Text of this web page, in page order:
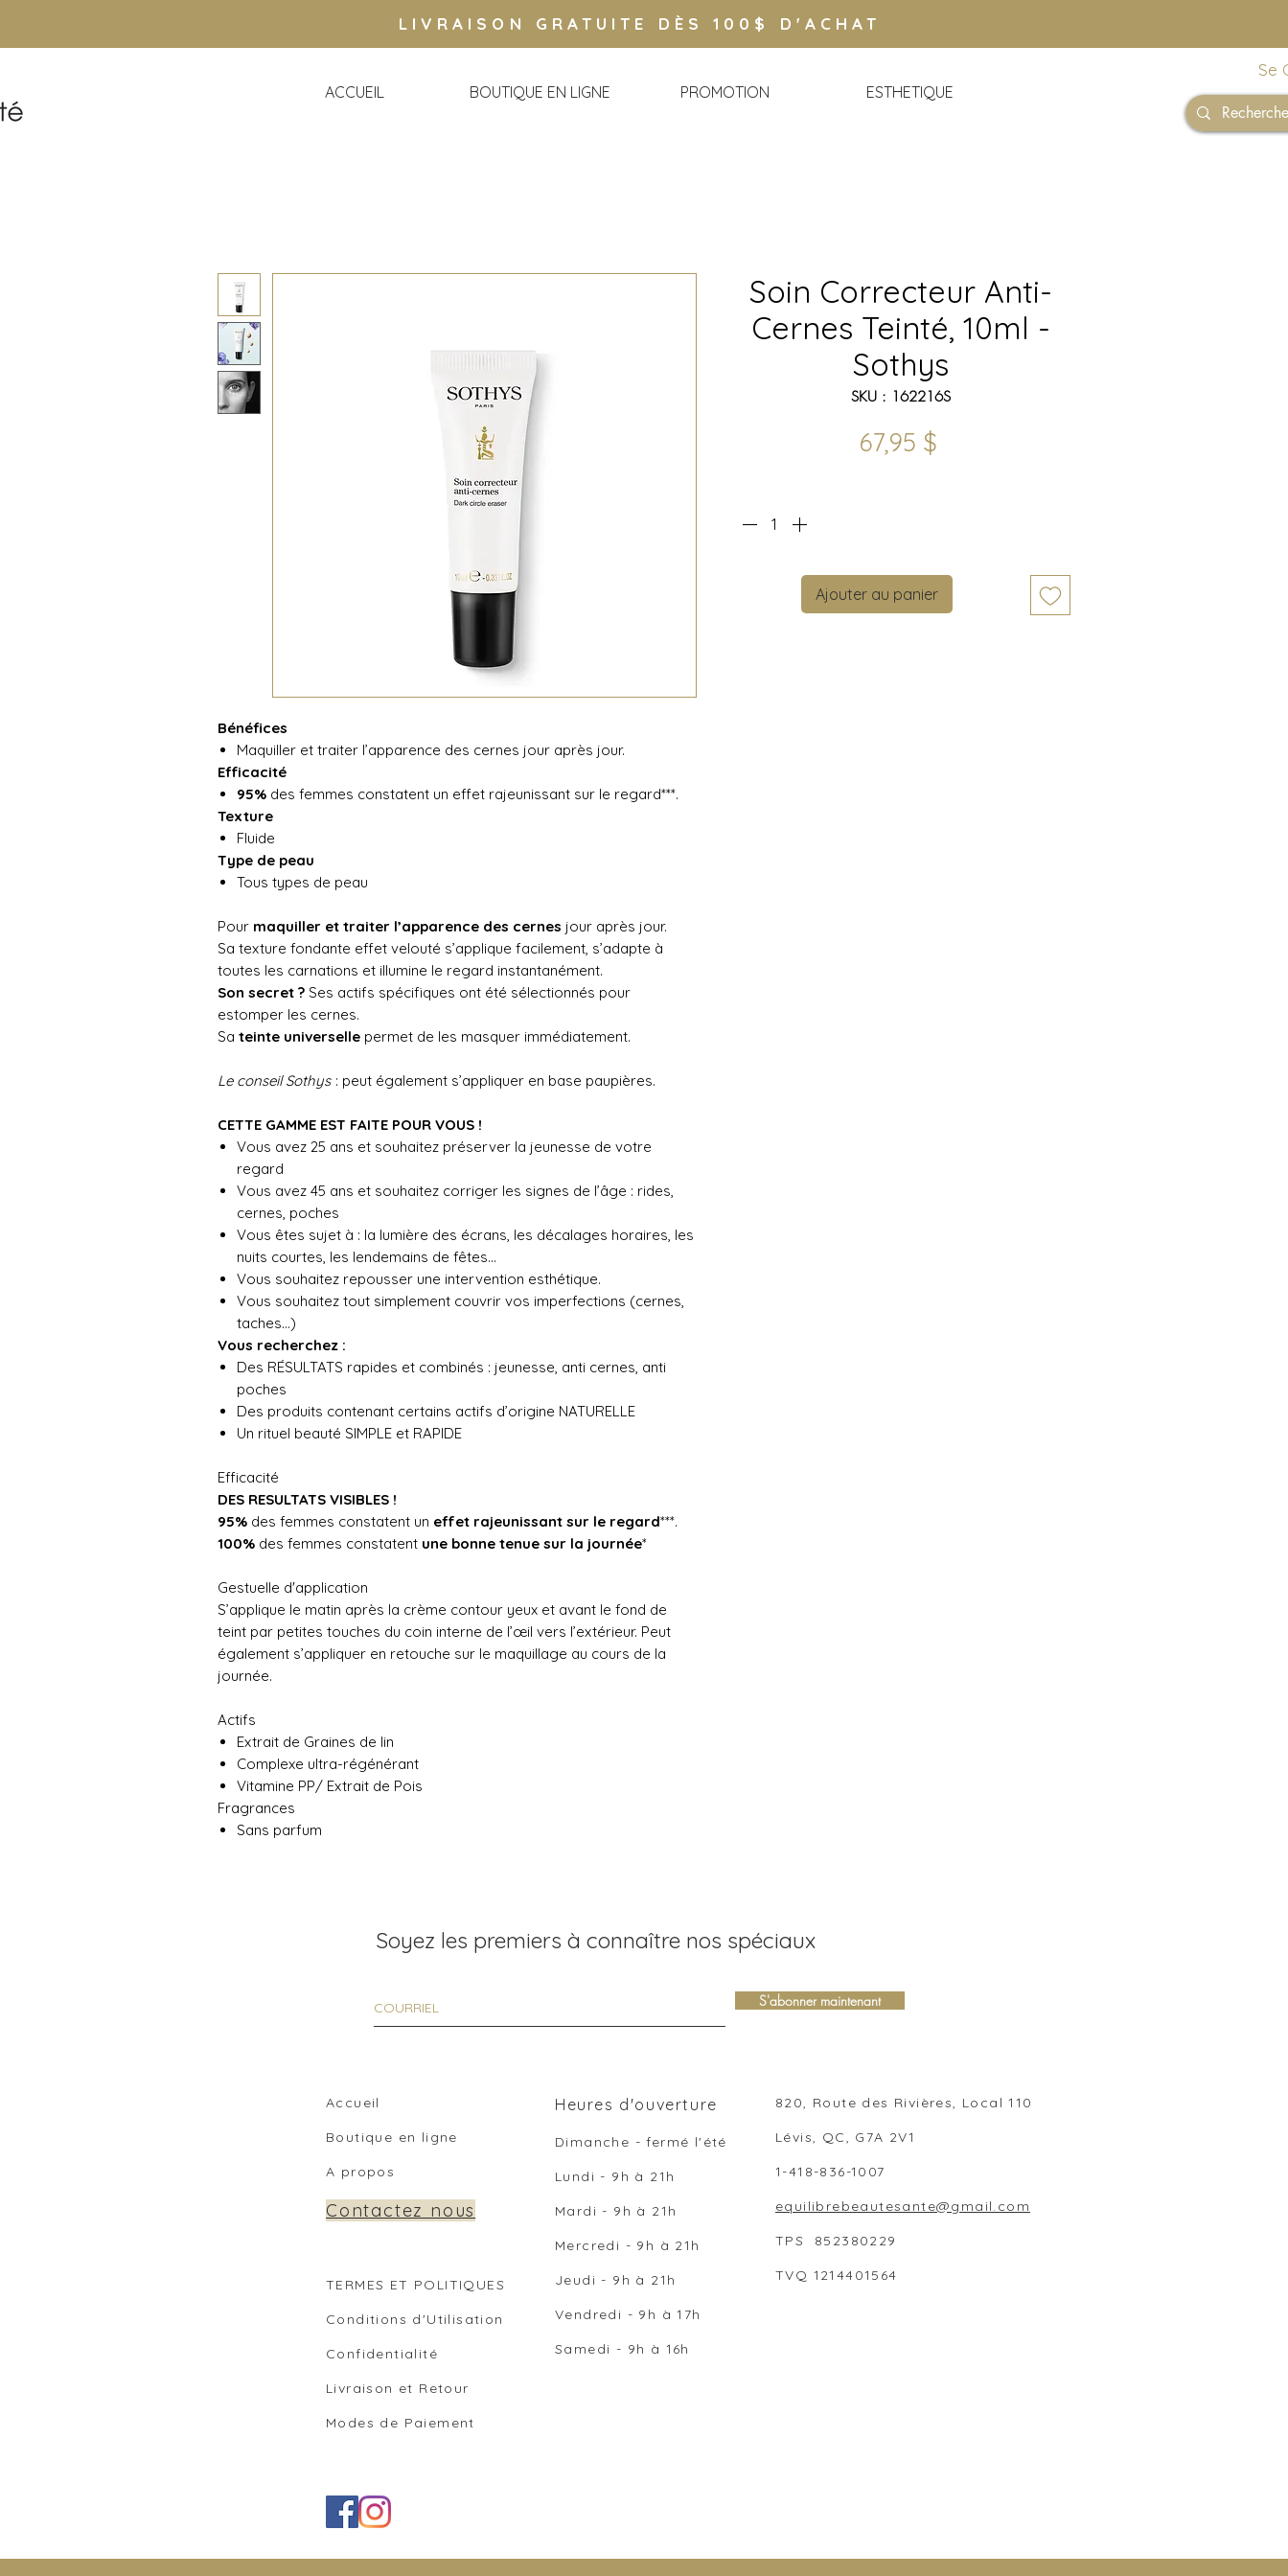
LIVRAISON GRATUITE DÈS 100$ D'ACHAT
ACCUEIL BOUTIQUE EN LIGNE PROMOTION ESTHETIQUE
Se
Bénéfices
Maquiller et traiter l’apparence des cernes jour après jour.
Efficacité
95% des femmes constatent un effet rajeunissant sur le regard***.
Texture
Fluide
Type de peau
Tous types de peau
Pour maquiller et traiter l’apparence des cernes jour après jour.
Sa texture fondante effet velouté s’applique facilement, s’adapte à
toutes les carnations et illumine le regard instantanément.
Son secret ? Ses actifs spécifiques ont été sélectionnés pour
estomper les cernes.
Sa teinte universelle permet de les masquer immédiatement.
Le conseil Sothys : peut également s’appliquer en base paupières.
CETTE GAMME EST FAITE POUR VOUS !
Vous avez 25 ans et souhaitez préserver la jeunesse de votre
regard
Vous avez 45 ans et souhaitez corriger les signes de l’âge : rides,
cernes, poches
Vous êtes sujet à : la lumière des écrans, les décalages horaires, les
nuits courtes, les lendemains de fêtes…
Vous souhaitez repousser une intervention esthétique.
Vous souhaitez tout simplement couvrir vos imperfections (cernes,
taches…)
Vous recherchez :
Des RÉSULTATS rapides et combinés : jeunesse, anti cernes, anti
poches
Des produits contenant certains actifs d’origine NATURELLE
Un rituel beauté SIMPLE et RAPIDE
Efficacité
DES RESULTATS VISIBLES !
95% des femmes constatent un effet rajeunissant sur le regard***.
100% des femmes constatent une bonne tenue sur la journée*
Gestuelle d'application
S’applique le matin après la crème contour yeux et avant le fond de
teint par petites touches du coin interne de l’œil vers l’extérieur. Peut
également s’appliquer en retouche sur le maquillage au cours de la
journée.
Actifs
Extrait de Graines de lin
Complexe ultra-régénérant
Vitamine PP/ Extrait de Pois
Fragrances
Sans parfum
Soin Correcteur Anti-
Cernes Teinté, 10ml -
Sothys
SKU : 162216S
67,95 $
Ajouter au panier
Soyez les premiers à connaître nos spéciaux
S'abonner maintenant
Accueil
Boutique en ligne
A propos
Contactez nous
TERMES ET POLITIQUES
Co nditions d'Utilisation
Confidentialité
Livraison et Retour
Modes de Paiement
Heures d'ouverture
Dimanche - fermé l'été
Lundi - 9h à 21h
Mardi - 9h à 21 h
Mercredi - 9h à 21 h
Jeudi - 9h à 21 h
Vendredi - 9h à 17h
Samedi - 9h à 16h
820, Route des Rivières, Local 110
Lévis, QC, G7A 2V1
1-418-836-1007
equilibrebeautesante@gmail.com
TPS 852380229
TVQ 1214401564